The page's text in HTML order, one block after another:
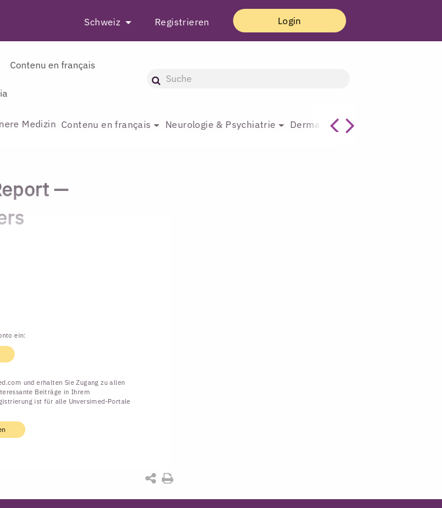
Schweiz Registrieren Login
Contenu en français
Medizin Contenu en français Neurologie & Psychiatrie Dermatologie & Plastische
—
ein:
und erhalten Sie Zugang zu allen
Beiträge in Ihrem
ist für alle Unversimed-Portale